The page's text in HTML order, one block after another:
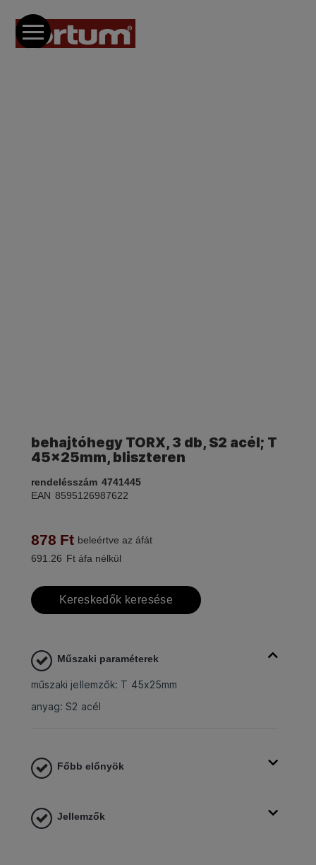
behajtóhegy TORX, 3 db, S2 acél; T
45×25mm, bliszteren
rendelésszám 4741445
EAN 8595126987622
878 Ft beleértve az áfát
691.26 Ft áfa nélkül
Kereskedők keresése
Műszaki paraméterek
műszaki jellemzők: T 45x25mm
anyag: S2 acél
Főbb előnyök
Jellemzők